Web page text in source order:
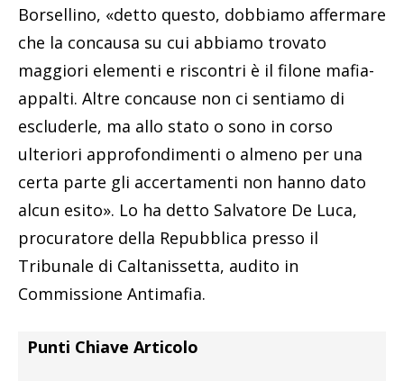
Borsellino, «detto questo, dobbiamo affermare
che la concausa su cui abbiamo trovato
maggiori elementi e riscontri è il filone mafia-
appalti. Altre concause non ci sentiamo di
escluderle, ma allo stato o sono in corso
ulteriori approfondimenti o almeno per una
certa parte gli accertamenti non hanno dato
alcun esito». Lo ha detto Salvatore De Luca,
procuratore della Repubblica presso il
Tribunale di Caltanissetta, audito in
Commissione Antimafia.
Punti Chiave Articolo